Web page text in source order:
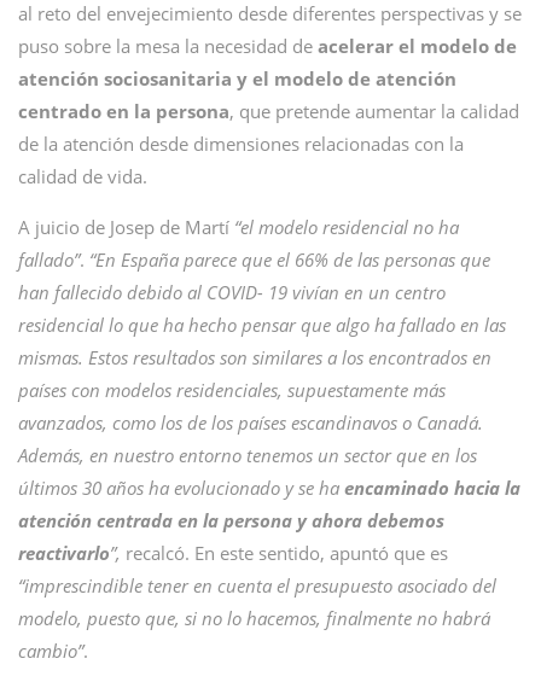
al reto del envejecimiento desde diferentes perspectivas y se
puso sobre la mesa la necesidad de acelerar el modelo de
atención sociosanitaria y el modelo de atención
centrado en la persona, que pretende aumentar la calidad
de la atención desde dimensiones relacionadas con la
calidad de vida.
A juicio de Josep de Martí “el modelo residencial no ha
fallado”. “En España parece que el 66% de las personas que
han fallecido debido al COVID- 19 vivían en un centro
residencial lo que ha hecho pensar que algo ha fallado en las
mismas. Estos resultados son similares a los encontrados en
países con modelos residenciales, supuestamente más
avanzados, como los de los países escandinavos o Canadá.
Además, en nuestro entorno tenemos un sector que en los
últimos 30 años ha evolucionado y se ha encaminado hacia la
atención centrada en la persona y ahora debemos
reactivarlo”, recalcó. En este sentido, apuntó que es
“imprescindible tener en cuenta el presupuesto asociado del
modelo, puesto que, si no lo hacemos, finalmente no habrá
cambio”.